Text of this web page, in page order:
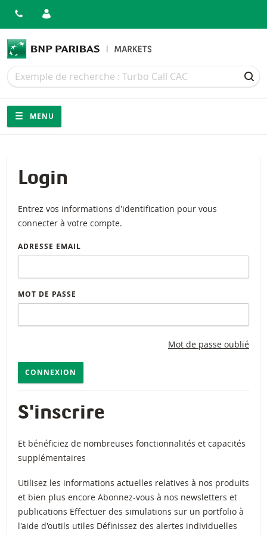
Recherche
Recherche
Navigation
Navigation sur le site
MENU
Login
Entrez vos informations d'identification pour vous
connecter à votre compte.
ADRESSE EMAIL
MOT DE PASSE
Mot de passe oublié
CONNEXION
S'inscrire
Et bénéficiez de nombreuses fonctionnalités et capacités
supplémentaires
Utilisez les informations actuelles relatives à nos produits
et bien plus encore Abonnez-vous à nos newsletters et
publications Effectuer des simulations sur un portfolio à
l'aide d'outils utiles Définissez des alertes individuelles